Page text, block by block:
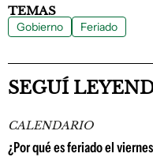
TEMAS
Gobierno Feriado
SEGUÍ
CALENDARIO
¿Por qué es feriado el